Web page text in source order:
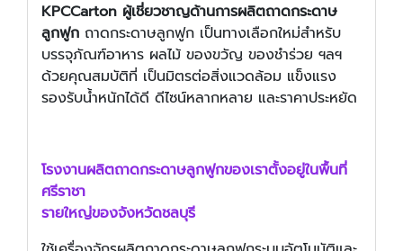
KPCCarton ผู้เชี่ยวชาญด้านการผลิตถาดกระดาษ
ลูกฟูก ถาดกระดาษลูกฟูก เป็นทางเลือกใหม่สำหรับ
บรรจุภัณฑ์อาหาร ผลไม้ ของขวัญ ของชำร่วย ฯลฯ
ด้วยคุณสมบัติที่ เป็นมิตรต่อสิ่งแวดล้อม แข็งแรง
รองรับน้ำหนักได้ดี ดีไซน์หลากหลาย และราคาประหยัด
โรงงานผลิตถาดกระดาษลูกฟูกของเราตั้งอยู่ในพื้นที่
ศรีราชา
รายใหญ่ของจังหวัดชลบุรี